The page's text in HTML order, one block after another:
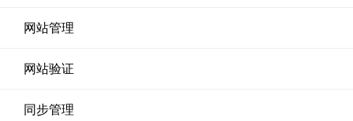
网站管理
网站验证
同步管理